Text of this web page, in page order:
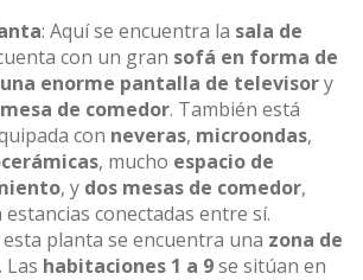
: Aquí se encuentra la sala de
con un gran sofá en forma de
enorme pantalla de televisory
mesa de comedor. También está
con neveras, microondas,
, mucho espacio de
, y dos mesas de comedor,
estancias conectadas entre sí.
esta planta se encuentra una zona de
. Las habitaciones 1 a 9se sitúan en